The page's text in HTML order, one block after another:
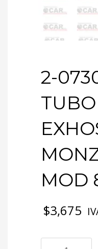
2-
MOD
$3,675